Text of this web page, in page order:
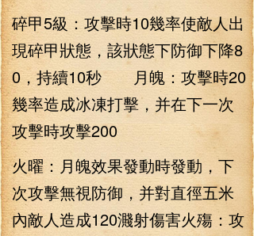
碎甲5級：攻擊時10幾率使敵人出
現碎甲狀態，該狀態下防御下降8
0，持續10秒 月魄：攻擊時20
幾率造成冰凍打擊，并在下一次
攻擊時攻擊200
火曜：月魄效果發動時發動，下
次攻擊無視防御，并對直徑五米
內敵人造成120濺射傷害火殤：攻